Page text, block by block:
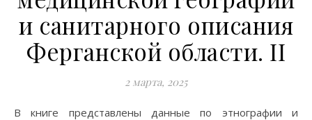
и санитарного описания
Ферганской области. II
2 марта, 2025
В книге представлены данные по этнографии и